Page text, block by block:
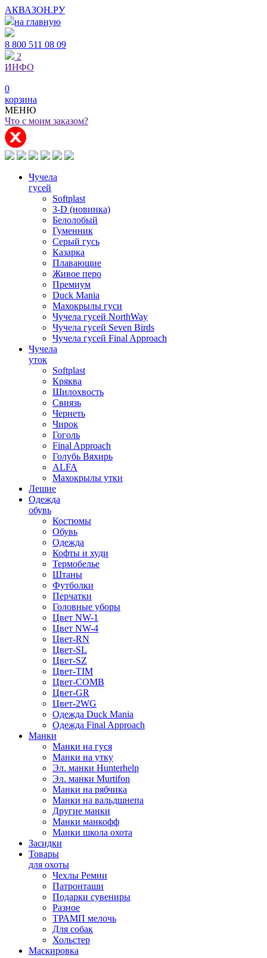
АКВАЗОН.РУ
на главную
8 800 511 08 09
2
ИНФО
0
корзина
МЕНЮ
Что с моим заказом?
Чучела
гусей
Softplast
3-D (новинка)
Белолобый
Гуменник
Серый гусь
Казарка
Плавающие
Живое перо
Премиум
Duck Mania
Махокрылы гуси
Чучела гусей NorthWay
Чучела гусей Seven Birds
Чучела гусей Final Approach
Чучела
уток
Softplast
Кряква
Шилохвость
Свиязь
Чернеть
Чирок
Гоголь
Final Approach
Голубь Вяхирь
ALFA
Махокрылы утки
Лешие
Одежда
обувь
Костюмы
Обувь
Одежда
Кофты и худи
Термобелье
Штаны
Футболки
Перчатки
Головные уборы
Цвет NW-1
Цвет NW-4
Цвет-RN
Цвет-SL
Цвет-SZ
Цвет-TIM
Цвет-COMB
Цвет-GR
Цвет-2WG
Одежда Duck Mania
Одежда Final Approach
Манки
Манки на гуся
Манки на утку
Эл. манки Hunterhelp
Эл. манки Murtifon
Манки на рябчика
Манки на вальдшнепа
Другие манки
Манки манкофф
Манки школа охота
Засидки
Товары
для охоты
Чехлы Ремни
Патронташи
Подарки сувениры
Разное
ТРАМП мелочь
Для собак
Хольстер
Маскировка